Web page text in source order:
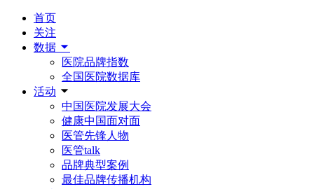
首页
关注
数据
医院品牌指数
全国医院数据库
活动
中国医院发展大会
健康中国面对面
医管先锋人物
医管talk
品牌典型案例
最佳品牌传播机构